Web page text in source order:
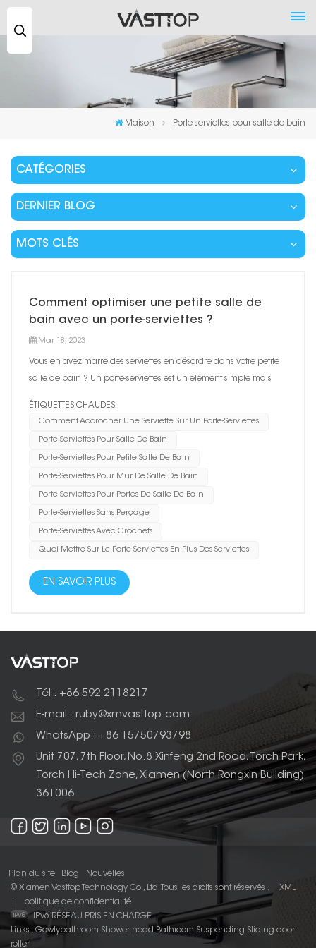
Maison Porte-serviettes pour salle de bain
CATÉGORIES
DERNIER BLOG
MOTS CLÉS
Comment optimiser une petite salle de
bain avec un porte-serviettes ?
Mar 18, 2023
Vous en avez marre des serviettes en désordre dans votre petite
salle de bain ? Un porte-serviettes est un élément simple mais
ÉTIQUETTES CHAUDES :
Comment Accrocher Une Serviette Sur Un Porte-Serviettes
Porte-Serviettes Pour Salle De Bain
Porte-Serviettes Pour Petite Salle De Bain
Porte-Serviettes Pour Mur De Salle De Bain
Porte-Serviettes Pour Portes De Salle De Bain
Porte-Serviettes Sans Perçage
Porte-Serviettes Avec Crochets
Quoi Mettre Sur Le Porte-Serviettes En Plus Des Serviettes
EN SAVOIR PLUS
Tél : +86-592-2118217
E-mail : ruby@xmvasttop.com
WhatsApp : +86 15750793798
Unit 707, 7th Floor, No.8 Xinfeng 2nd Road, Torch Park,
Torch Hi-Tech Zone, Xiamen (North Rongxin Building)
361006
Plan du site Blog
Nouvelles
© Xiamen Vasttop Technology Co., Ltd. Tous les droits sont réservés .
XML
politique de confidentialité
IPv6 RÉSEAU PRIS EN CHARGE
Links :Gowlybathroom Shower head Bathroom Suspending Sliding door
roller